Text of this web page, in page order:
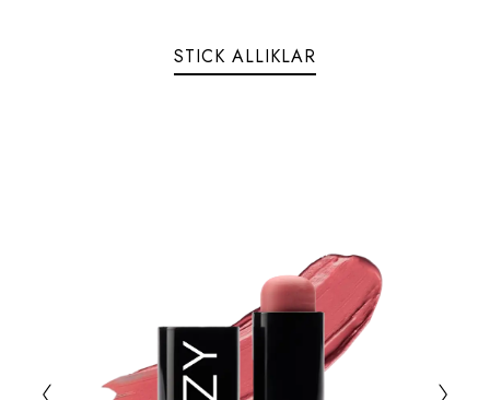
STICK ALLIKLAR